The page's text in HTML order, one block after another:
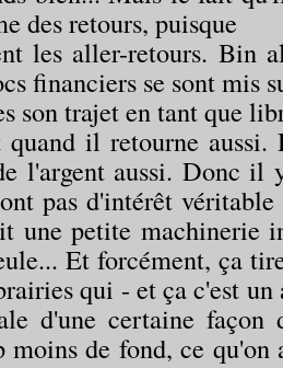
des retours, puisque
les aller-retours. Bin
financiers se sont mis
son trajet en tant que
quand il retourne
l'argent aussi. Donc il
pas d'intérêt
une petite machinerie
Et forcément, ça
qui - et ça c'est un
d'une certaine
moins de fond, ce